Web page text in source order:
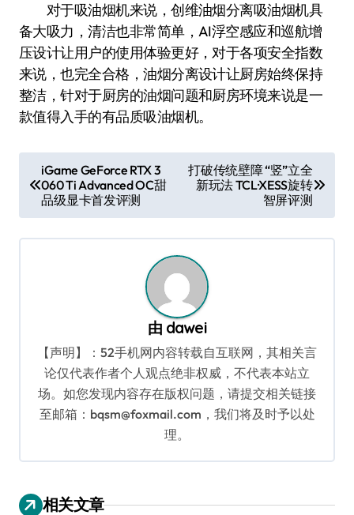
对于吸油烟机来说，创维油烟分离吸油烟机具
备大吸力，清洁也非常简单，AI浮空感应和巡航增
压设计让用户的使用体验更好，对于各项安全指数
来说，也完全合格，油烟分离设计让厨房始终保持
整洁，针对于厨房的油烟问题和厨房环境来说是一
款值得入手的有品质吸油烟机。
章
导
航
iGame GeForce RTX 3
060 Ti Advanced OC甜
品级显卡首发评测
打破传统壁障 “竖”立全
新玩法 TCL·XESS旋转
智屏评测
由 dawei
【声明】：52手机网内容转载自互联网，其相关言
论仅代表作者个人观点绝非权威，不代表本站立
场。如您发现内容存在版权问题，请提交相关链接
至邮箱：bqsm@foxmail.com，我们将及时予以处
理。
相关文章